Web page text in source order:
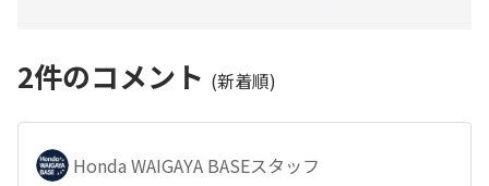
2件のコメント (新着順)
Honda WAIGAYA BASEスタッフ